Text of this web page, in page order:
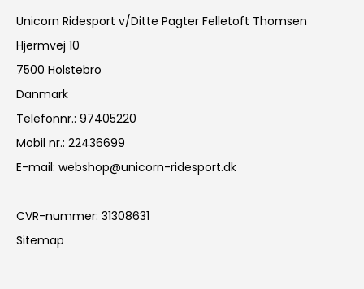
Unicorn Ridesport v/Ditte Pagter Felletoft Thomsen
Hjermvej 10
7500 Holstebro
Danmark
Telefonnr.: 97405220
Mobil nr.: 22436699
E-mail: webshop@unicorn-ridesport.dk
CVR-nummer: 31308631
Sitemap